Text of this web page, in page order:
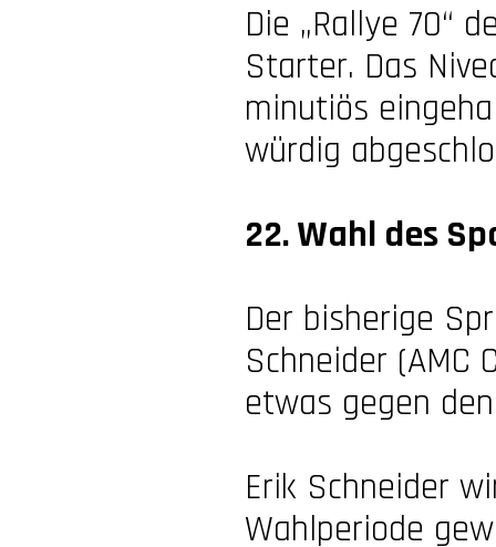
Die „Rallye 70“
Starter. Das
minutiös
würdig
22. Wahl des
Der bisherige
Schneider (AMC
etwas gegen
Erik Schneider
Wahlperiode